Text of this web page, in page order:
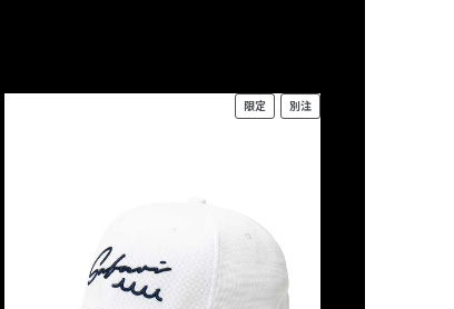
限定 別注